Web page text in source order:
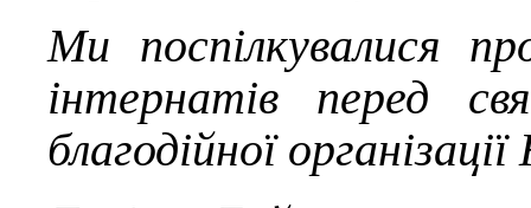
Ми поспілкувалися
інтернатів перед
благодійної організації